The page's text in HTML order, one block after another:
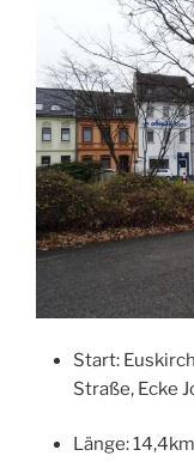
Start:
Straße, Ecke
Länge: 14,4km